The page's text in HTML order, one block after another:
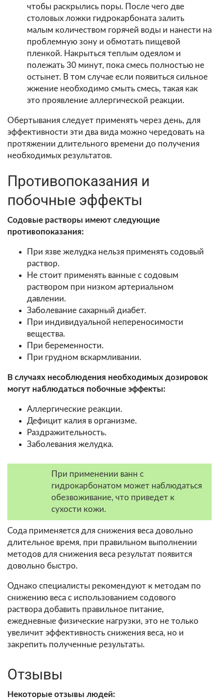
чтобы раскрылись поры. После чего две
столовых ложки гидрокарбоната залить
малым количеством горячей воды и нанести на
проблемную зону и обмотать пищевой
пленкой. Накрыться теплым одеялом и
полежать 30 минут, пока смесь полностью не
остынет. В том случае если появиться сильное
жжение необходимо смыть смесь, такая как
это проявление аллергической реакции.
Обертывания следует применять через день, для
эффективности эти два вида можно чередовать на
протяжении длительного времени до получения
необходимых результатов.
Противопоказания и
побочные эффекты
Содовые растворы имеют следующие
противопоказания:
При язве желудка нельзя применять содовый
раствор.
Не стоит применять ванные с содовым
раствором при низком артериальном
давлении.
Заболевание сахарный диабет.
При индивидуальной непереносимости
вещества.
При беременности.
При грудном вскармливании.
В случаях несоблюдения необходимых дозировок
могут наблюдаться побочные эффекты:
Аллергические реакции.
Дефицит калия в организме.
Раздражительность.
Заболевания желудка.
При применении ванн с
гидрокарбонатом может наблюдаться
обезвоживание, что приведет к
сухости кожи.
Сода применяется для снижения веса довольно
длительное время, при правильном выполнении
методов для снижения веса результат появится
довольно быстро.
Однако специалисты рекомендуют к методам по
снижению веса с использованием содового
раствора добавить правильное питание,
ежедневные физические нагрузки, это не только
увеличит эффективность снижения веса, но и
закрепить полученные результаты.
Отзывы
Некоторые отзывы людей: